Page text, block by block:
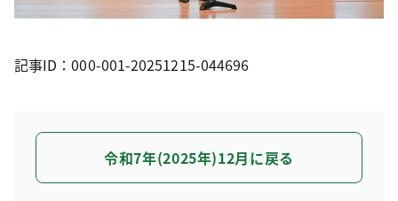
記事ID：000-001-20251215-044696
令和7年(2025年)12月に戻る